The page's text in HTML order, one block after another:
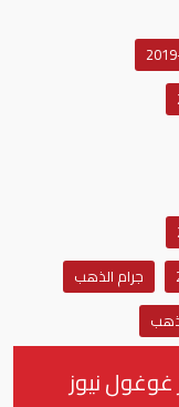
جرام الذهب
غوغول نيوز